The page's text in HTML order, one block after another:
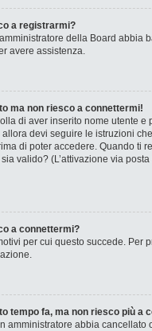
a registrarmi?
della Board
avere assistenza.
ma non riesco a connettermi!
di aver inserito nome utente
devi seguire le istruzioni
di poter accedere. Quando ti
valido? (L’attivazione via
a connettermi?
per cui questo succede. Per
tempo fa, ma non riesco più a
amministratore abbia